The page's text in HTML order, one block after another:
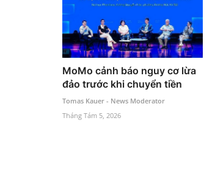
MoMo cảnh báo nguy cơ lừa
đảo trước khi chuyển tiền
Tomas Kauer - News Moderator
Tháng Tám 5, 2026